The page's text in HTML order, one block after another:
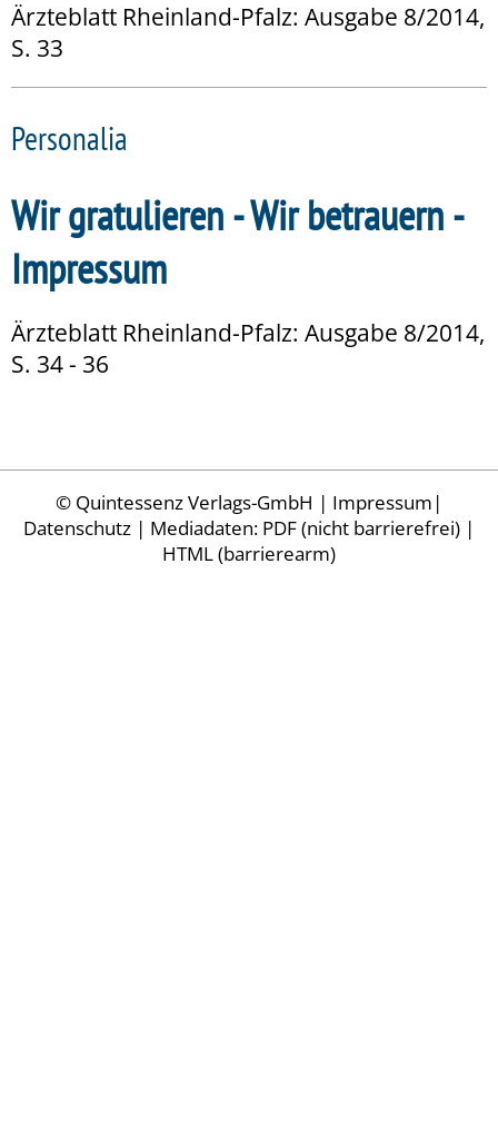
Ärzteblatt Rheinland-Pfalz: Ausgabe 8/2014,
S. 33
Personalia
Wir gratulieren - Wir betrauern -
Impressum
Ärzteblatt Rheinland-Pfalz: Ausgabe 8/2014,
S. 34 - 36
© Quintessenz Verlags-GmbH | Impressum |
Datenschutz | Mediadaten: PDF (nicht barrierefrei) |
HTML (barrierearm)